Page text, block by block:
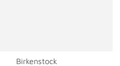
Birkenstock